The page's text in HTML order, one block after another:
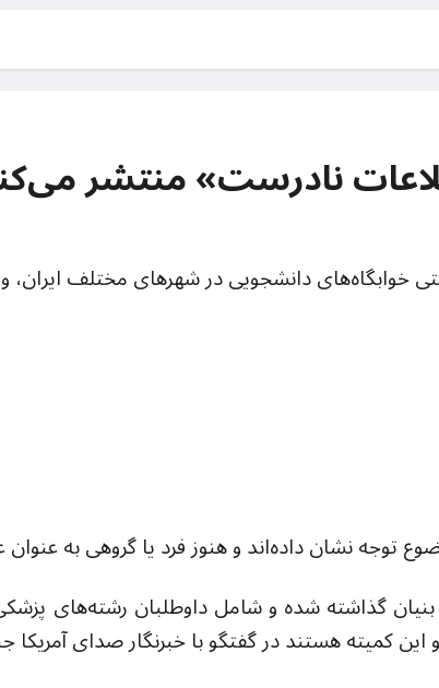
نادرست» منتشر
خوابگاه‌های دانشجویی در شهرهای مختلف ایران،
توجه نشان داده‌اند و هنوز فرد یا گروهی به عنوان
بنیان گذاشته شده و شامل داوطلبان رشته‌های
هستند در گفتگو با خبرنگار صدای آمریکا